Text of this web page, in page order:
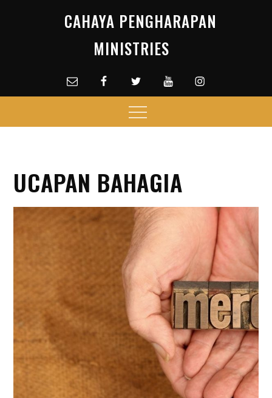
CAHAYA PENGHARAPAN
MINISTRIES
Email facebookTwitterYoutubeInstagram
Menu
UCAPAN BAHAGIA